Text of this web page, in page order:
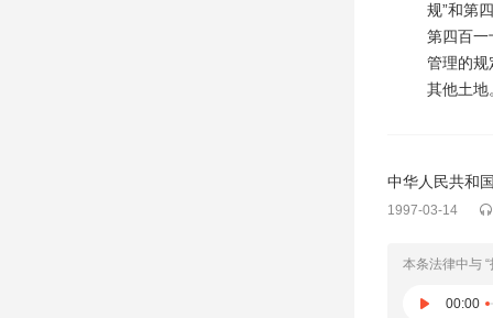
规”和第
第四百一
管理的规
其他土地
中华人民共和
1997-03-14
本条法律中与
00:00